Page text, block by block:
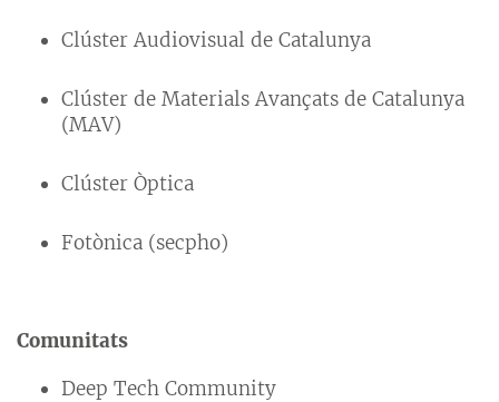
Clúster Audiovisual de Catalunya
Clúster de Materials Avançats de Catalunya
(MAV)
Clúster Òptica
Fotònica (secpho)
Comunitats
Deep Tech Community